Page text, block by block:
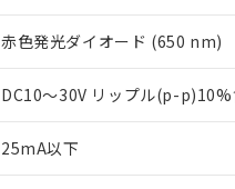
赤色発光ダイオード (650 nm)
DC10～30V リップル(p-p)10%
25mA以下